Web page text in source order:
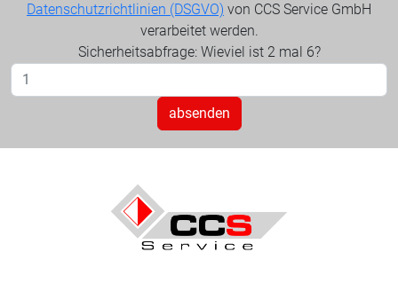
Datenschutzrichtlinien (DSGVO) von CCS Service GmbH
verarbeitet werden.
Sicherheitsabfrage: Wieviel ist 2 mal 6?